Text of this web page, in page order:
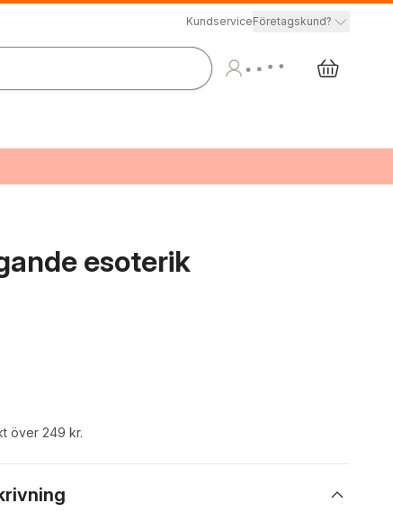
KundserviceFöretagskund?
esoterik
över 249 kr.